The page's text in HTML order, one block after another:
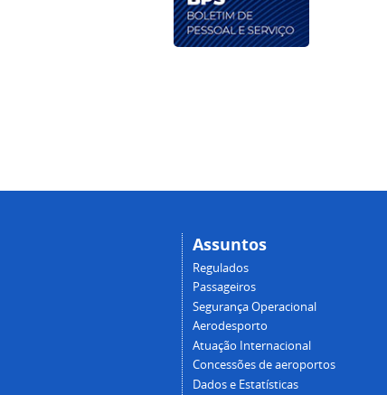
Assuntos
Regulados
Passageiros
Segurança Operacional
Aerodesporto
Atuação Internacional
Concessões de aeroportos
Dados e Estatísticas